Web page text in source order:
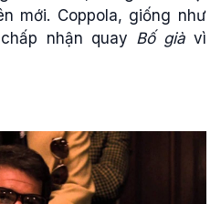
mới. Coppola, giống như
nhận quay Bố giàvì